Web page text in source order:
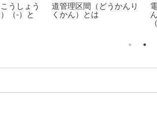
うしょう
（-）と
道管理区間（どうかんり
くかん）とは